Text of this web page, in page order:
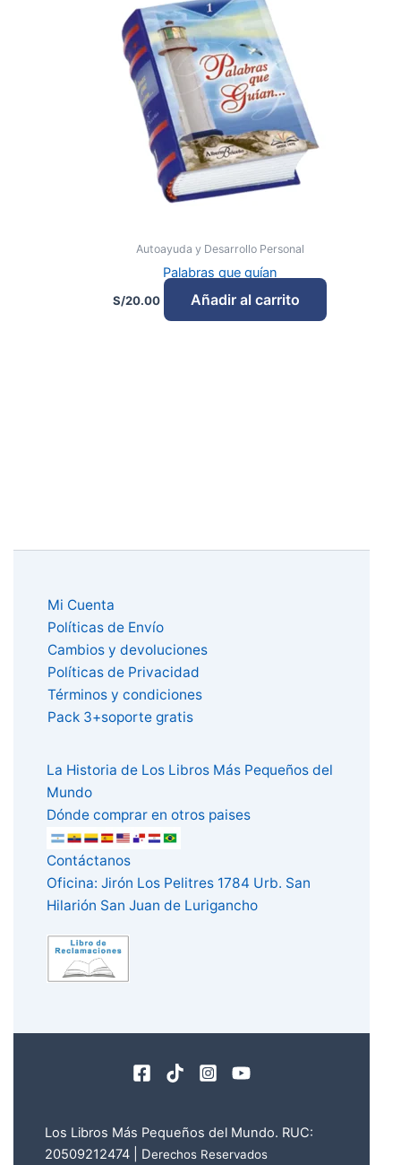
Autoayuda y Desarrollo Personal
Palabras que guían
S/20.00 Añadir al carrito
Mi Cuenta
Políticas de Envío
Cambios y devoluciones
Políticas de Privacidad
Términos y condiciones
Pack 3+soporte gratis
La Historia de Los Libros Más Pequeños del
Mundo
Dónde comprar en otros paises
Contáctanos
Oficina: Jirón Los Pelitres 1784 Urb. San
Hilarión San Juan de Lurigancho
Los Libros Más Pequeños del Mundo. RUC:
20509212474 | Derechos Reservados